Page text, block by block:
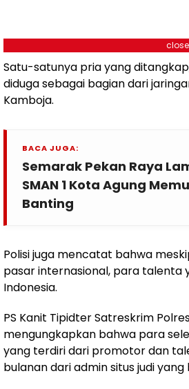
Satu-satunya pria yang
diduga sebagai bagian dari
Kamboja.
BACA JUGA:
Semarak Pekan Raya
SMAN 1 Kota Agung
Banting
Polisi juga mencatat bahwa
pasar internasional, para talenta
Indonesia.
PS Kanit Tipidter Satreskrim
mengungkapkan bahwa para
yang terdiri dari promotor dan
bulanan dari admin situs judi